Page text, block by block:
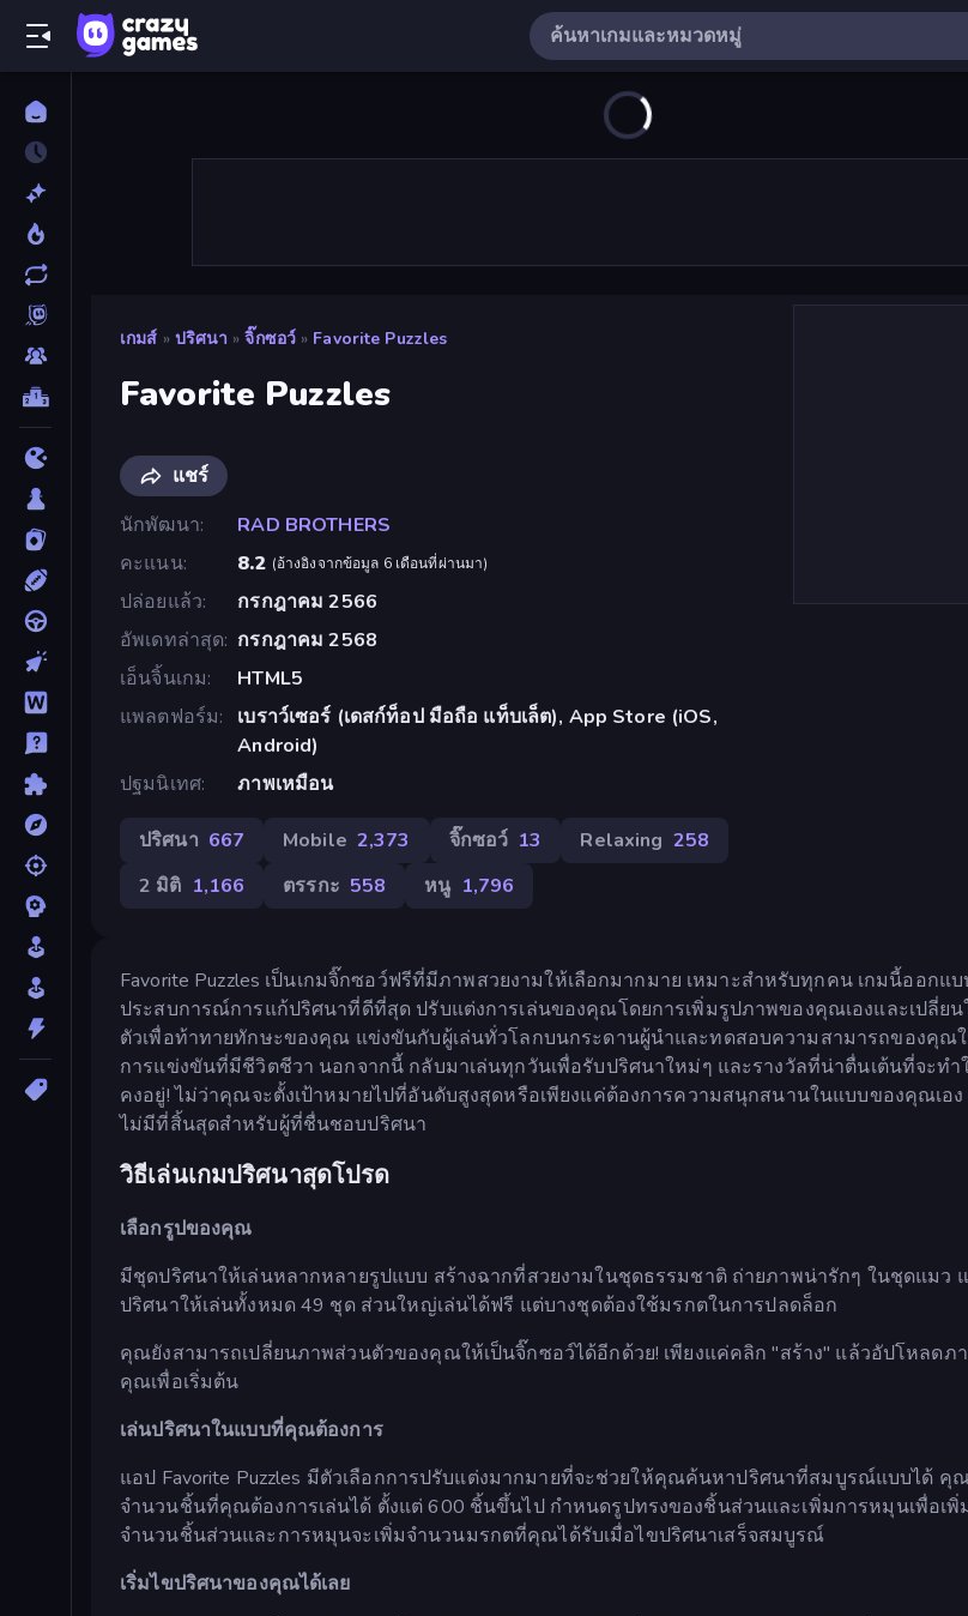
เกมส์ » ปริศนา » จิ๊กซอว์ » Favorite Puzzles
Favorite Puzzles
แชร์
นักพัฒนา
RAD BROTHERS
คะแนน
8.2 (อ้างอิงจากข้อมูล 6 เดือนที่ผ่านมา)
ปล่อยแล้ว
กรกฎาคม 2566
อัพเดทล่าสุด กรกฎาคม 2568
เอ็นจิ้นเกม
HTML5
แพลตฟอร์ม
เบราว์เซอร์ (เดสก์ท็อป มือถือ แท็บเล็ต), App Store (iOS,
Android)
ปฐมนิเทศ
ภาพเหมือน
ปริศนา 667 Mobile 2,373 จิ๊กซอว์ 13 Relaxing 258
2 มิติ 1,166 ตรรกะ 558 หนู 1,796
Favorite Puzzles เป็นเกมจิ๊กซอว์ฟรีที่มีภาพสวยงามให้เลือกมากมาย เหมาะสำหรับทุกคน เกมนี้ออกแ
ประสบการณ์การแก้ปริศนาที่ดีที่สุด ปรับแต่งการเล่นของคุณโดยการเพิ่มรูปภาพของคุณเองและเปลี่ย
ตัวเพื่อท้าทายทักษะของคุณ แข่งขันกับผู้เล่นทั่วโลกบนกระดานผู้นำและทดสอบความสามารถของคุณ
การแข่งขันที่มีชีวิตชีวา นอกจากนี้ กลับมาเล่นทุกวันเพื่อรับปริศนาใหม่ๆ และรางวัลที่น่าตื่นเต้นที่จะทำ
คงอยู่! ไม่ว่าคุณจะตั้งเป้าหมายไปที่อันดับสูงสุดหรือเพียงแค่ต้องการความสนุกสนานในแบบของคุณเอ
ไม่มีที่สิ้นสุดสำหรับผู้ที่ชื่นชอบปริศนา
วิธีเล่นเกมปริศนาสุดโปรด
เลือกรูปของคุณ
มีชุดปริศนาให้เล่นหลากหลายรูปแบบ สร้างฉากที่สวยงามในชุดธรรมชาติ ถ่ายภาพน่ารักๆ ในชุดแมว
ปริศนาให้เล่นทั้งหมด 49 ชุด ส่วนใหญ่เล่นได้ฟรี แต่บางชุดต้องใช้มรกตในการปลดล็อก
คุณยังสามารถเปลี่ยนภาพส่วนตัวของคุณให้เป็นจิ๊กซอว์ได้อีกด้วย! เพียงแค่คลิก "สร้าง" แล้วอัปโหลดภ
คุณเพื่อเริ่มต้น
เล่นปริศนาในแบบที่คุณต้องการ
แอป Favorite Puzzles มีตัวเลือกการปรับแต่งมากมายที่จะช่วยให้คุณค้นหาปริศนาที่สมบูรณ์แบบได้ คุ
จำนวนชิ้นที่คุณต้องการเล่นได้ ตั้งแต่ 600 ชิ้นขึ้นไป กำหนดรูปทรงของชิ้นส่วนและเพิ่มการหมุนเพื่อเพิ่
จำนวนชิ้นส่วนและการหมุนจะเพิ่มจำนวนมรกตที่คุณได้รับเมื่อไขปริศนาเสร็จสมบูรณ์
เริ่มไขปริศนาของคุณได้เลย